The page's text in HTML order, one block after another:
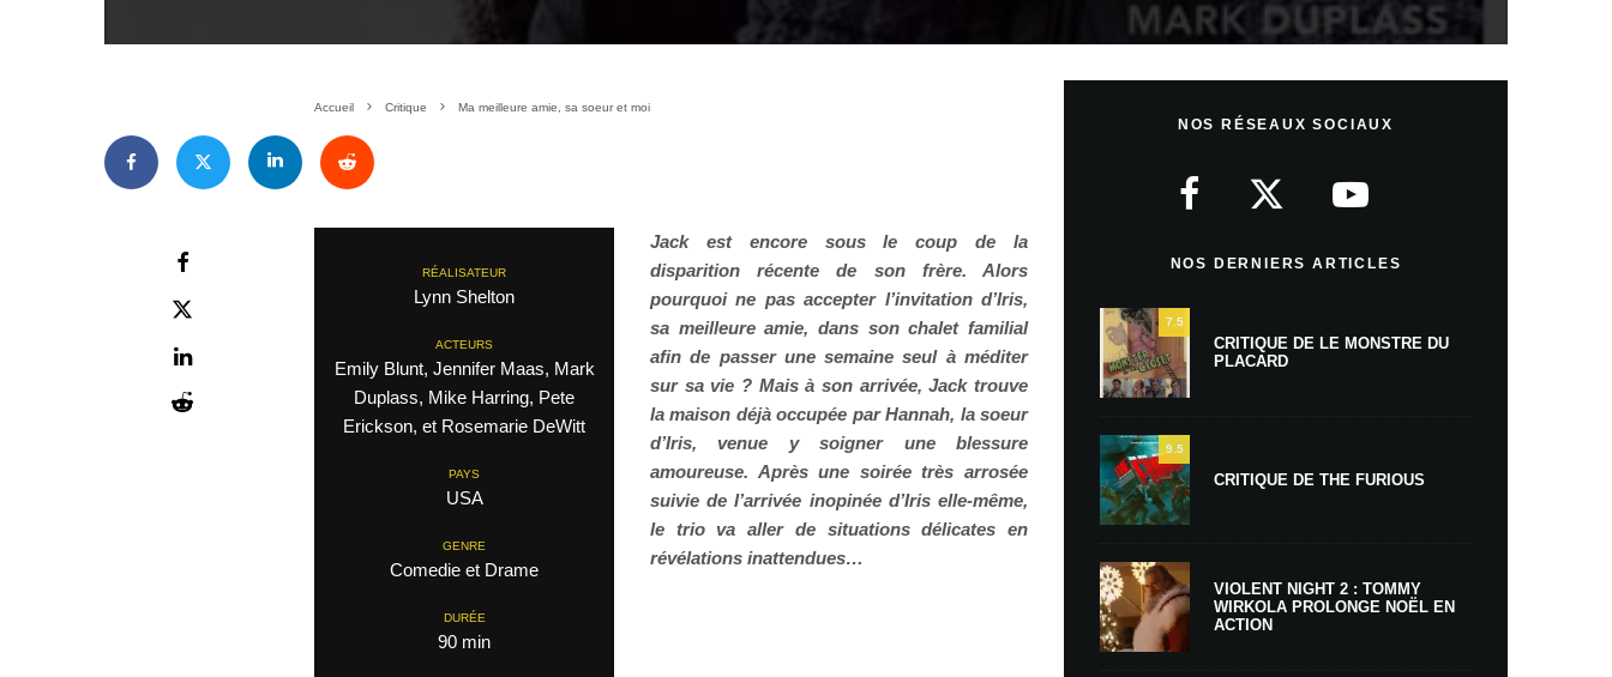
Accueil Critique Ma meilleure amie, sa soeur et moi
RÉALISATEUR
Lynn Shelton
ACTEURS
Emily Blunt, Jennifer Maas, Mark
Duplass, Mike Harring, Pete
Erickson, et Rosemarie DeWitt
PAYS
USA
GENRE
Comedie et Drame
DURÉE
90 min
Jack est encore sous le coup de la
disparition récente de son frère. Alors
pourquoi ne pas accepter l’invitation d’Iris,
sa meilleure amie, dans son chalet familial
afin de passer une semaine seul à méditer
sur sa vie ? Mais à son arrivée, Jack trouve
la maison déjà occupée par Hannah, la soeur
d’Iris, venue y soigner une blessure
amoureuse. Après une soirée très arrosée
suivie de l’arrivée inopinée d’Iris elle-même,
le trio va aller de situations délicates en
révélations inattendues…
NOS RÉSEAUX SOCIAUX
NOS DERNIERS ARTICLES
7.5
CRITIQUE DE LE MONSTRE DU
PLACARD
9.5
CRITIQUE DE THE FURIOUS
VIOLENT NIGHT 2 : TOMMY
WIRKOLA PROLONGE NOËL EN
ACTION